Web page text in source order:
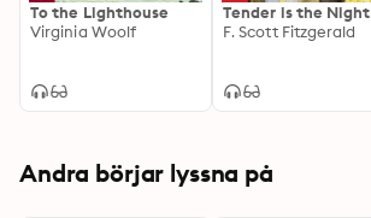
To the Lighthouse
Virginia Woolf
Tender is the Night
F. Scott Fitzgerald
Andra börjar lyssna på